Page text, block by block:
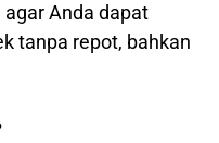
Anda dapat
tanpa repot, bahkan